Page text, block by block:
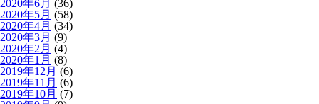
2020年6月 (36)
2020年5月 (58)
2020年4月 (34)
2020年3月 (9)
2020年2月 (4)
2020年1月 (8)
2019年12月 (6)
2019年11月 (6)
2019年10月 (7)